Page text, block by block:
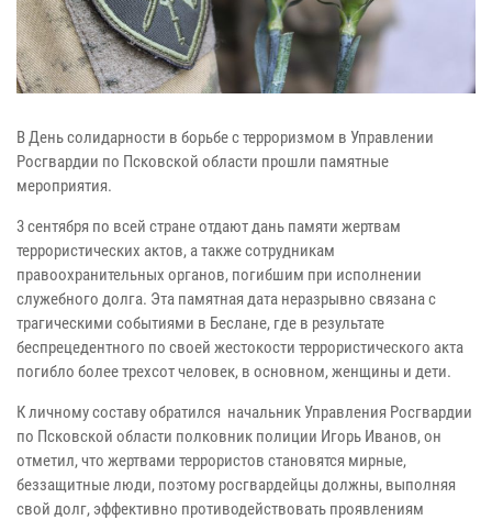
В День солидарности в борьбе с терроризмом в Управлении
Росгвардии по Псковской области прошли памятные
мероприятия.
3 сентября по всей стране отдают дань памяти жертвам
террористических актов, а также сотрудникам
правоохранительных органов, погибшим при исполнении
служебного долга. Эта памятная дата неразрывно связана с
трагическими событиями в Беслане, где в результате
беспрецедентного по своей жестокости террористического акта
погибло более трехсот человек, в основном, женщины и дети.
К личному составу обратился начальник Управления Росгвардии
по Псковской области полковник полиции Игорь Иванов, он
отметил, что жертвами террористов становятся мирные,
беззащитные люди, поэтому росгвардейцы должны, выполняя
свой долг, эффективно противодействовать проявлениям